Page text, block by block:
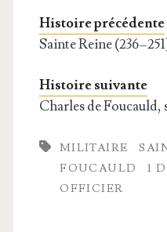
Histoire précédente
Sainte Reine (236 –
Histoire suivante
Charles de Foucauld,
MILITAIRE
FOUCAULD
1
OFFICIER